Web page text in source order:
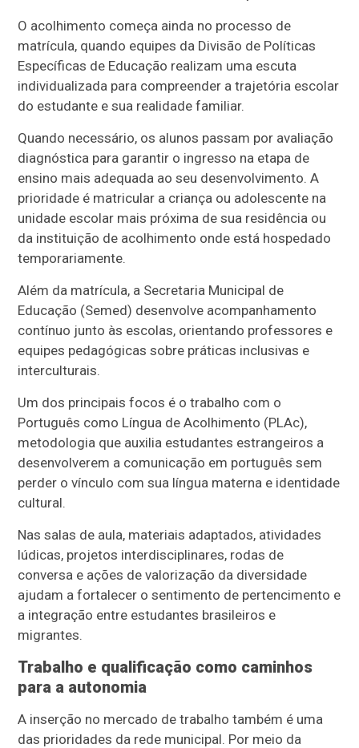
O acolhimento começa ainda no processo de
matrícula, quando equipes da Divisão de Políticas
Específicas de Educação realizam uma escuta
individualizada para compreender a trajetória escolar
do estudante e sua realidade familiar.
Quando necessário, os alunos passam por avaliação
diagnóstica para garantir o ingresso na etapa de
ensino mais adequada ao seu desenvolvimento. A
prioridade é matricular a criança ou adolescente na
unidade escolar mais próxima de sua residência ou
da instituição de acolhimento onde está hospedado
temporariamente.
Além da matrícula, a Secretaria Municipal de
Educação (Semed) desenvolve acompanhamento
contínuo junto às escolas, orientando professores e
equipes pedagógicas sobre práticas inclusivas e
interculturais.
Um dos principais focos é o trabalho com o
Português como Língua de Acolhimento (PLAc),
metodologia que auxilia estudantes estrangeiros a
desenvolverem a comunicação em português sem
perder o vínculo com sua língua materna e identidade
cultural.
Nas salas de aula, materiais adaptados, atividades
lúdicas, projetos interdisciplinares, rodas de
conversa e ações de valorização da diversidade
ajudam a fortalecer o sentimento de pertencimento e
a integração entre estudantes brasileiros e
migrantes.
Trabalho e qualificação como caminhos
para a autonomia
A inserção no mercado de trabalho também é uma
das prioridades da rede municipal. Por meio da